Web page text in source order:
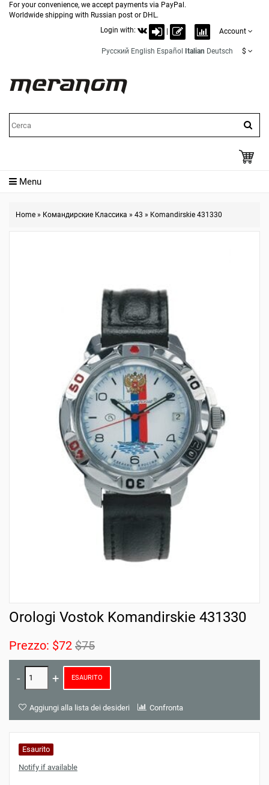
For your convenience, we accept payments via PayPal.
Worldwide shipping with Russian post or DHL.
Login with:
Account
Русский English Español Italian Deutsch $
Menu
Home » Командирские Классика » 43 » Komandirskie 431330
Orologi Vostok Komandirskie 431330
Prezzo: $72 $75
ESAURITO
Aggiungi alla lista dei desideri Confronta
Esaurito
Notify if available